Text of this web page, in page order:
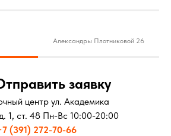
Александры Плотниковой 26
заявку
центр ул. Академика
1, ст. 48 Пн-Вс 10:00-20:00
(391) 272-70-66